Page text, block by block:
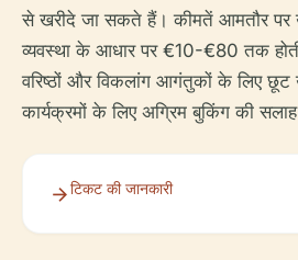
से खरीदे जा सकते हैं। कीमतें आमतौर पर
व्यवस्था के आधार पर €10-€80 तक
वरिष्ठों और विकलांग आगंतुकों के लिए छूट
कार्यक्रमों के लिए अग्रिम बुकिंग की
टिकट की जानकारी